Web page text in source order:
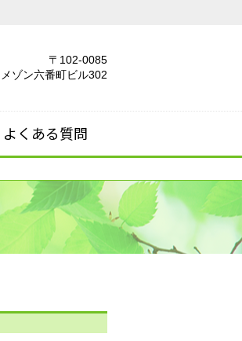
〒102-0085
ゾン六番町ビル302
よくある質問